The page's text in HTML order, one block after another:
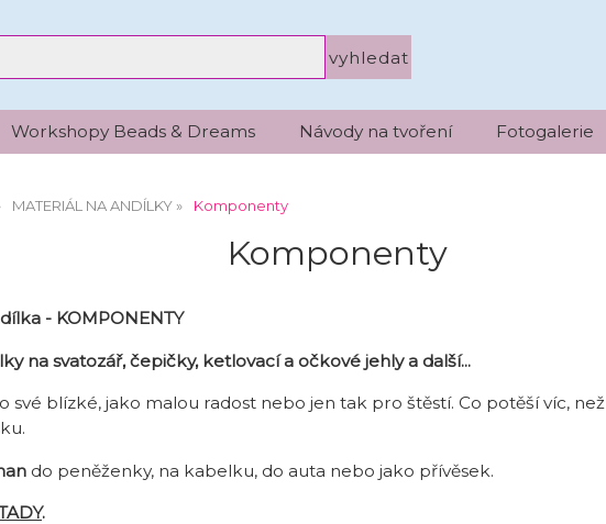
Workshopy Beads & Dreams Návody na tvoření Fotogalerie
MATERIÁL NA ANDÍLKY Komponenty
Komponenty
- KOMPONENTY
na svatozář, čepičky, ketlovací a očkové jehly a další...
své blízké, jako malou radost nebo jen tak pro štěstí. Co potěší víc, než
do peněženky, na kabelku, do auta nebo jako přívěsek.
.